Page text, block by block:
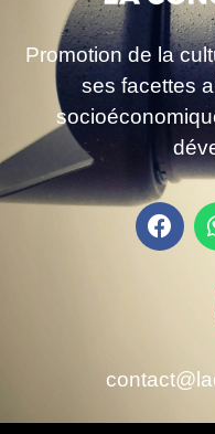
Promotion de la
ses facettes